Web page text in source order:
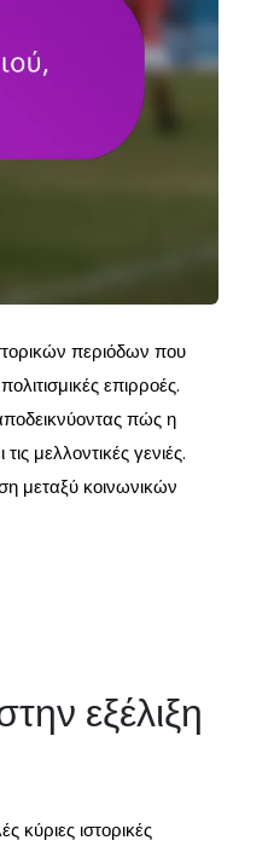
περιόδων που
επιρροές.
πώς η
μελλοντικές γενιές.
μεταξύ κοινωνικών
εξέλιξη
κύριες ιστορικές